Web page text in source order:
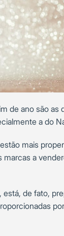
de ano são as
a do
mais
a
de fato,